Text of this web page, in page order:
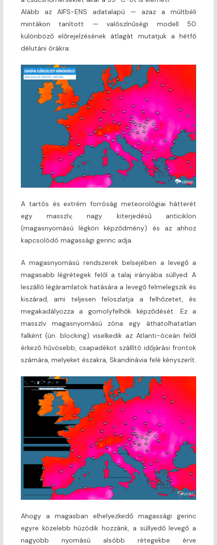
Alább az AIFS-ENS adatalapú — azaz a múltbéli
mintákon tanított — valószínűségi modell 50
különböző előrejelzésének átlagát mutatjuk a hétfő
délutáni órákra:
A tartós és extrém forróság meteorológiai hátterét
egy masszív, nagy kiterjedésű anticiklon
(magasnyomású légköri képződmény) és az ahhoz
kapcsolódó magassági gerinc adja.
A magasnyomású rendszerek belsejében a levegő a
magasabb légrétegek felől a talaj irányába süllyed. A
leszálló légáramlatok hatására a levegő felmelegszik és
kiszárad, ami teljesen feloszlatja a felhőzetet, és
megakadályozza a gomolyfelhők képződését. Ez a
masszív magasnyomású zóna egy áthatolhatatlan
falként (ún. blocking) viselkedik az Atlanti-óceán felől
érkező hűvösebb, csapadékot szállító időjárási frontok
számára, melyeket északra, Skandinávia felé kényszerít.
Ahogy a magasban elhelyezkedő magassági gerinc
egyre közelebb húzódik hozzánk, a süllyedő levegő a
nagyobb nyomású alsóbb rétegekbe érve